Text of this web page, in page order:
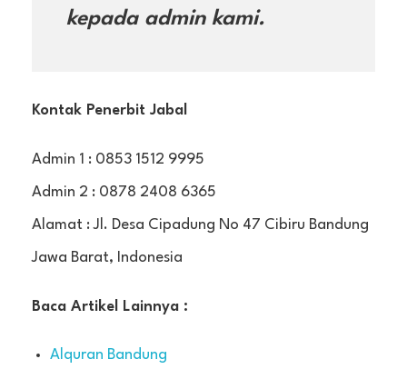
kepada admin kami.
Kontak Penerbit Jabal
Admin 1 : 0853 1512 9995
Admin 2 : 0878 2408 6365
Alamat : Jl. Desa Cipadung No 47 Cibiru Bandung
Jawa Barat, Indonesia
Baca Artikel Lainnya :
Alquran Bandung